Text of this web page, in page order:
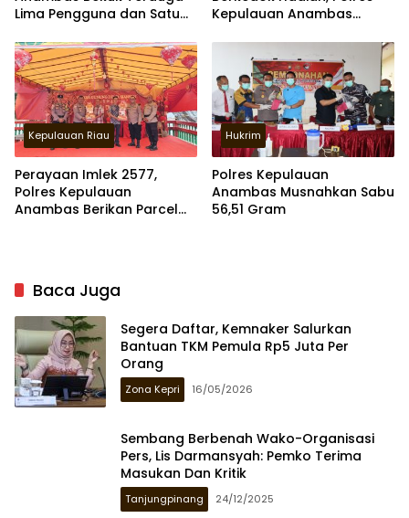
Lima Pengguna dan Satu
Kepulauan Anambas
Kepulauan Riau
Perayaan Imlek 2577,
Polres Kepulauan
Anambas Berikan Parcel
Hukrim
Polres Kepulauan
Anambas Musnahkan Sabu
56,51 Gram
Baca Juga
Segera Daftar, Kemnaker Salurkan
Bantuan TKM Pemula Rp5 Juta Per
Orang
Zona Kepri 16/05/2026
Sembang Berbenah Wako-Organisasi
Pers, Lis Darmansyah: Pemko Terima
Masukan Dan Kritik
Tanjungpinang 24/12/2025